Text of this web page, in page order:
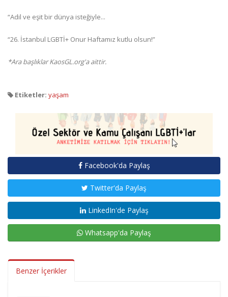
“Adil ve eşit bir dünya isteğiyle...
“26. İstanbul LGBTİ+ Onur Haftamız kutlu olsun!”
*Ara başlıklar KaosGL.org'a aittir.
Etiketler: yaşam
Facebook'da Paylaş
Twitter'da Paylaş
LinkedIn'de Paylaş
Whatsapp'da Paylaş
Benzer İçerikler